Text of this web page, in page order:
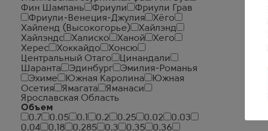
Фин Шампань
Фриули
Фриули Грав
Фриули-Венеция-Джулия
Хёго
Хайленд (Высокогорье)
Хайлэнд
Хайлэндс
Халиско Ханой
Хего
Херес
Хоккайдо
Хонсю
Центральный Отаго
Цинандали
Шаранта
Эдинбург
Эмилия-Романья
Эхиме
Южная Каролина
Южная
Осетия
Ямагата
Яманаси
Ярославская Область
Объем
0.7
0.05 0.1 0.2 0.25 0.02
0.03
0.04
0.18 0.285 0.3 0.35
0.36